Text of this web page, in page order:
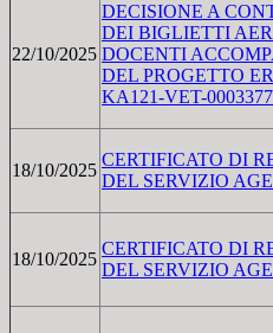
22/10/2025
DECISIONE A
DEI BIGLIETTI
DOCENTI
DEL PROGETTO
KA121-VET-
18/10/2025
CERTIFICATO DI
DEL SERVIZIO
18/10/2025
CERTIFICATO DI
DEL SERVIZIO